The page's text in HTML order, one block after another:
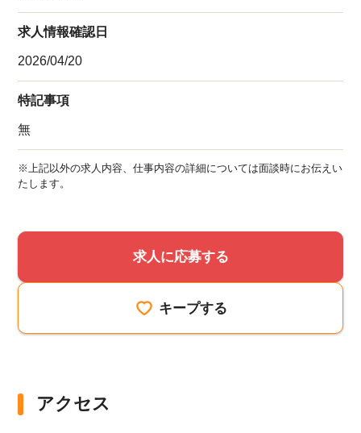
求人情報確認日
2026/04/20
特記事項
無
※上記以外の求人内容、仕事内容の詳細については面談時にお伝えい
たします。
求人に応募する
キープする
アクセス
17,033 件